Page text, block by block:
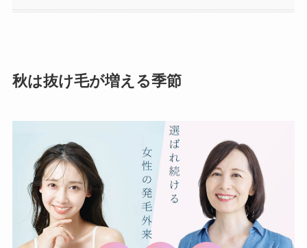
秋は抜け毛が増える季節